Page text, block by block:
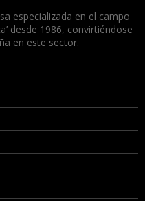
especializada en el campo
desde 1986, convirtiéndose
en este sector.